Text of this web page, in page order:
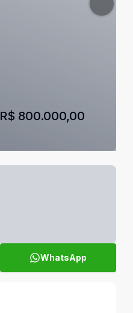
R$ 800.000,00
WhatsApp